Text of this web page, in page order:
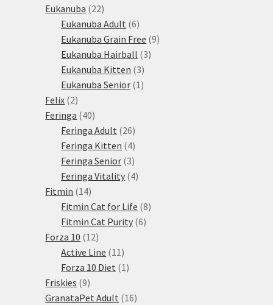
Eukanuba 2222
produktů
Eukanuba Adult 66
produktů
Eukanuba Grain Free 99
Eukanuba Hairball 33
Eukanuba Kitten 33
produkty
Eukanuba Senior 1 1
Felix 22
produkty
Feringa 4040
produktů
Feringa Adult 2626
produktů
Feringa Kitten 44
produkty
Feringa Senior 33
produkty
Feringa Vitality 44
Fitmin 1414
produktů
Fitmin Cat for Life 88
Fitmin Cat Purity 66
Forza 10 1212
produktů
Active Line 11 11
produktů
Forza 10 Diet 1 1
Friskies 99
produktů
GranataPet Adult 1616